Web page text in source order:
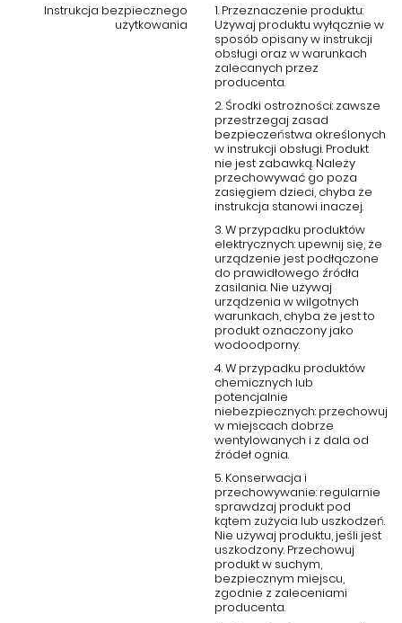
Instrukcja bezpiecznego
użytkowania
1. Przeznaczenie produktu:
Używaj produktu wyłącznie w
sposób opisany w instrukcji
obsługi oraz w warunkach
zalecanych przez
producenta.
2. Środki ostrożności: zawsze
przestrzegaj zasad
bezpieczeństwa określonych
w instrukcji obsługi. Produkt
nie jest zabawką. Należy
przechowywać go poza
zasięgiem dzieci, chyba że
instrukcja stanowi inaczej.
3. W przypadku produktów
elektrycznych: upewnij się, że
urządzenie jest podłączone
do prawidłowego źródła
zasilania. Nie używaj
urządzenia w wilgotnych
warunkach, chyba że jest to
produkt oznaczony jako
wodoodporny.
4. W przypadku produktów
chemicznych lub
potencjalnie
niebezpiecznych: przechowuj
w miejscach dobrze
wentylowanych i z dala od
źródeł ognia.
5. Konserwacja i
przechowywanie: regularnie
sprawdzaj produkt pod
kątem zużycia lub uszkodzeń.
Nie używaj produktu, jeśli jest
uszkodzony. Przechowuj
produkt w suchym,
bezpiecznym miejscu,
zgodnie z zaleceniami
producenta.